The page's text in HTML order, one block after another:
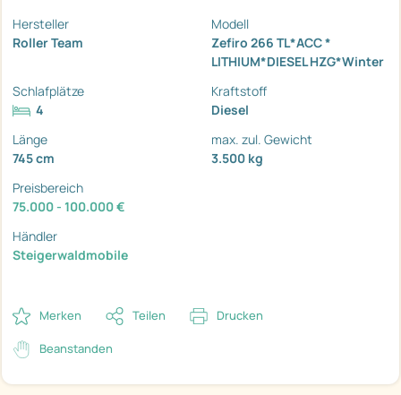
Hersteller
Roller Team
Modell
Zefiro 266 TL*ACC *
LITHIUM*DIESEL HZG*Winter
Schlafplätze
4
Kraftstoff
Diesel
Länge
745 cm
max. zul. Gewicht
3.500 kg
Preisbereich
75.000 - 100.000 €
Händler
Steigerwaldmobile
Merken Teilen Drucken
Beanstanden